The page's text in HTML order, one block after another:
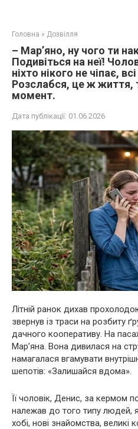
Головна » Дозвілля
– Марʼяно, ну чого ти
Подивіться на неї!
ніхто нікого не чіпає,
Розслабся, це ж життя,
момент.
Дата публікації: 01.06.2026
Літній ранок дихав
звернув із траси на розбиту
дачного кооперативу. На
Мар’яна. Вона дивилася на
намагалася вгамувати
шепотів: «Залишайся вдома».
Її чоловік, Денис, за кермом
належав до того типу людей,
хобі, нові знайомства, великі